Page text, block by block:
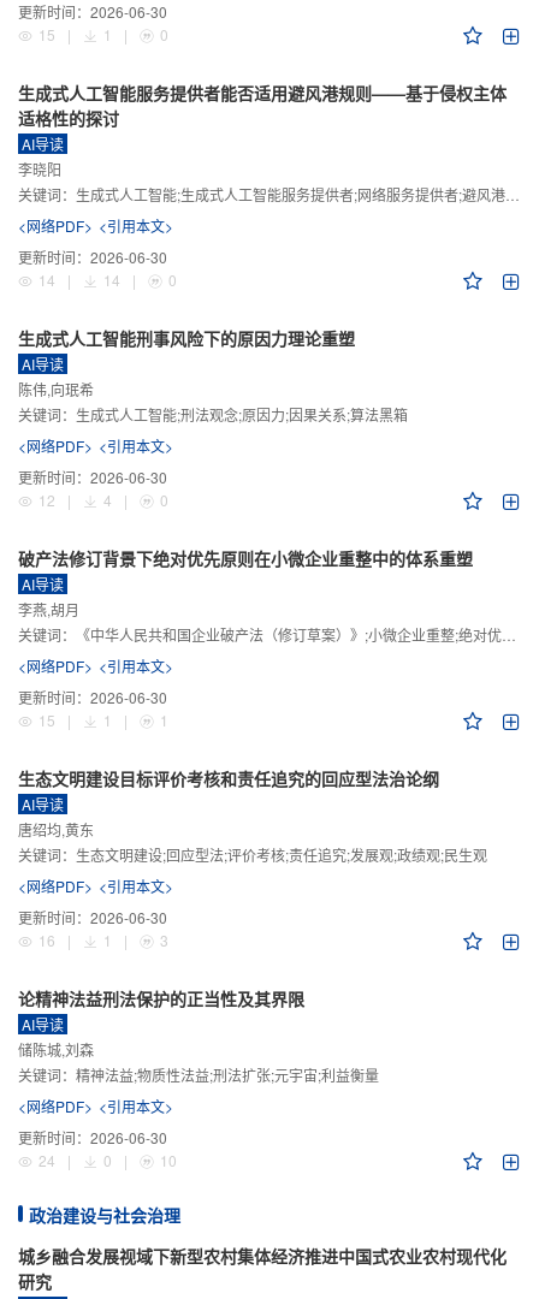
更新时间： 2026-06-30
15
| 1 | 0
生成式人工智能服务提供者能否适用避风港规则——基于侵权主体
适格性的探讨
AI导读
李晓阳
关键词： 生成式人工智能;生成式人工智能服务提供者;网络服务提供者;避风港规则;版权责任
<网络PDF> <引用本文>
更新时间： 2026-06-30
14
| 14 | 0
生成式人工智能刑事风险下的原因力理论重塑
AI导读
陈伟,向珉希
关键词： 生成式人工智能;刑法观念;原因力;因果关系;算法黑箱
<网络PDF> <引用本文>
更新时间： 2026-06-30
12
| 4 | 0
破产法修订背景下绝对优先原则在小微企业重整中的体系重塑
AI导读
李燕,胡月
关键词：
《中华人民共和国企业破产法（修订草案）》;小微企业重整;绝对优先原则;股东权益保留;预期可支配收入标准
<网络PDF> <引用本文>
更新时间： 2026-06-30
15
| 1 | 1
生态文明建设目标评价考核和责任追究的回应型法治论纲
AI导读
唐绍均,黄东
关键词： 生态文明建设;回应型法;评价考核;责任追究;发展观;政绩观;民生观
<网络PDF> <引用本文>
更新时间： 2026-06-30
16
| 1 | 3
论精神法益刑法保护的正当性及其界限
AI导读
储陈城,刘森
关键词： 精神法益;物质性法益;刑法扩张;元宇宙;利益衡量
<网络PDF> <引用本文>
更新时间： 2026-06-30
24
| 0 | 10
政治建设与社会治理
城乡融合发展视域下新型农村集体经济推进中国式农业农村现代化
研究